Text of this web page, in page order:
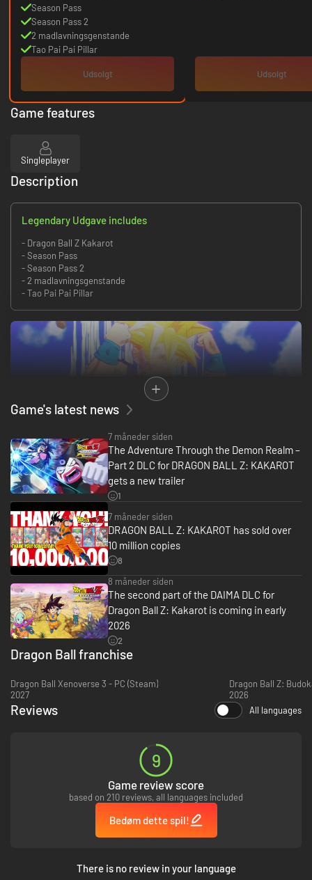
Season Pass
Season Pass 2
2 madlavningsgenstande
Tao Pai Pai Pillar
Udsolgt Udsolgt
Game features
Singleplayer
Description
Legendary Udgave includes
- Dragon Ball Z Kakarot
- Season Pass
- Season Pass 2
- 2 madlavningsgenstande
- Tao Pai Pai Pillar
• Oplev historien om DRAGON BALL Z fra episke begivenheder til mere
muntre side-missioner, inklusive aldrig før sete historiske øjeblikke, der
besvarer nogle af de brændende spørgsmål i DRAGON BALL-
overleveringen for første gang!
• Spil dig igennem ikoniske DRAGON BALL Z-kampe af en hidtil uset skala.
Kæmp henover vidstrakte slagmarker med forgængelige omgivelser, og
oplev episke boss-kampe imod de mest ikoniske fjender (Raditz, Frieza,
Cell osv…). Forøg dit power-niveau via RPG-mekanikker og rejs dig til
udfordringen!
• Du skal ikke bare kæmpe som Z-fightere. Lev som dem! Fisk, flyv, spis,
træn, og kæmp dig vej igennem DRAGON BALL Z-sagaerne, dan
venskaber og opbyg forhold til en omfattende række af DRAGON BALL-
Genoplev historien om Goku og andre Z-fightere i DRAGON BALL Z:
Game's latest news
7 måneder siden
The Adventure Through the Demon Realm –
Part 2 DLC for DRAGON BALL Z: KAKAROT
gets a new trailer
1
7 måneder siden
DRAGON BALL Z: KAKAROT has sold over
10 million copies
8
8 måneder siden
The second part of the DAIMA DLC for
Dragon Ball Z: Kakarot is coming in early
2026
2
Dragon Ball franchise
Dragon Ball Xenoverse 3 - PC (Steam)
2027
Dragon Ball Z:
2026
Reviews All languages
9
Game review score
based on 210 reviews, all languages included
Bedøm dette spil!
There is no review in your language